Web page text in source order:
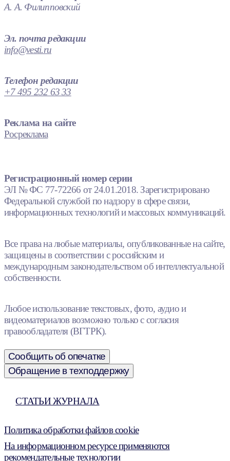
А. А. Филипповский
Эл. почта редакции
info@vesti.ru
Телефон редакции
+7 495 232 63 33
Реклама на сайте
Росреклама
Регистрационный номер серии
ЭЛ № ФС 77-72266 от 24.01.2018. Зарегистрировано
Федеральной службой по надзору в сфере связи,
информационных технологий и массовых коммуникаций.
Все права на любые материалы, опубликованные на сайте,
защищены в соответствии с российским и
международным законодательством об интеллектуальной
собственности.
Любое использование текстовых, фото, аудио и
видеоматериалов возможно только с согласия
правообладателя (ВГТРК).
Сообщить об опечатке
Обращение в техподдержку
СТАТЬИ ЖУРНАЛА
Политика обработки файлов cookie
На информационном ресурсе применяются
рекомендательные технологии